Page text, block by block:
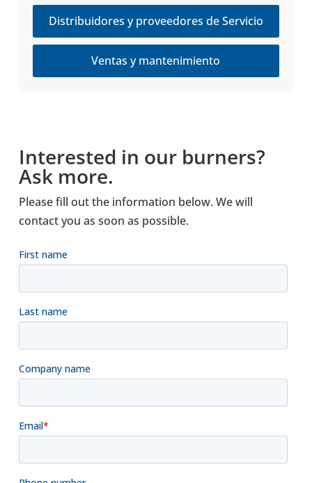
Distribuidores y proveedores de Servicio
Ventas y mantenimiento
Inter­es­ted in our burners?
Ask more.
Please fill out the infor­ma­tion below. We will
contact you as soon as pos­si­ble.